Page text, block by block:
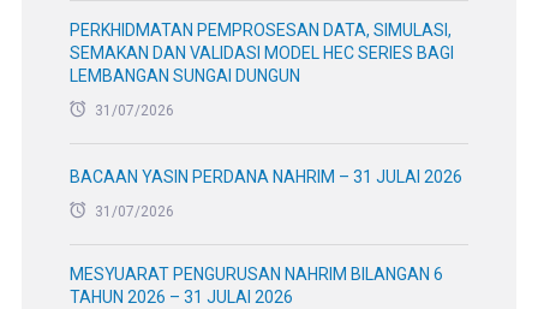
PERKHIDMATAN PEMPROSESAN DATA, SIMULASI,
SEMAKAN DAN VALIDASI MODEL HEC SERIES BAGI
LEMBANGAN SUNGAI DUNGUN
31/07/2026
BACAAN YASIN PERDANA NAHRIM – 31 JULAI 2026
31/07/2026
MESYUARAT PENGURUSAN NAHRIM BILANGAN 6
TAHUN 2026 – 31 JULAI 2026